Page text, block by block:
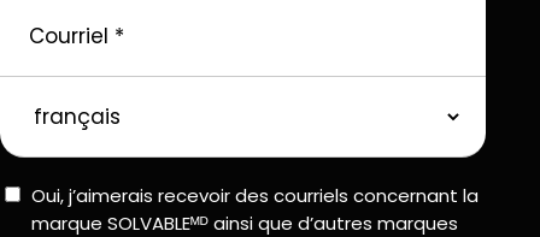
préférée
Consent
Oui, j’aimerais recevoir des courriels concernant la
marque SOLVABLEᴹᴰ ainsi que d’autres marques